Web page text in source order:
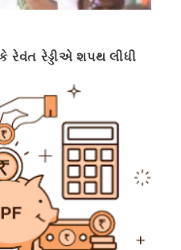
રેવંત રેડ્ડીએ શપથ લીધી